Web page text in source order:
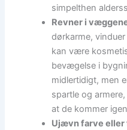
simpelthen
Revner i
dørkarme, vinduer
kan være
bevægelse i
midlertidigt, men
spartle og
at de kommer
Ujævn farve